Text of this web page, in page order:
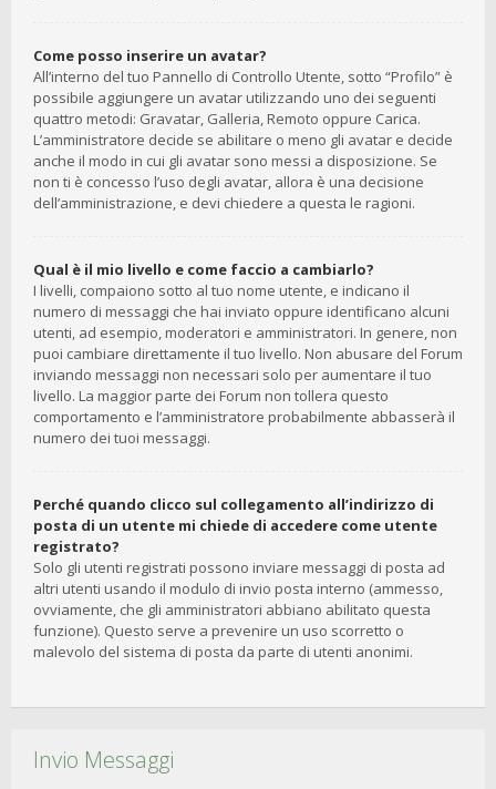
Come posso inserire un avatar?
All’interno del tuo Pannello di Controllo Utente, sotto “Profilo” è
possibile aggiungere un avatar utilizzando uno dei seguenti
quattro metodi: Gravatar, Galleria, Remoto oppure Carica.
L’amministratore decide se abilitare o meno gli avatar e decide
anche il modo in cui gli avatar sono messi a disposizione. Se
non ti è concesso l’uso degli avatar, allora è una decisione
dell’amministrazione, e devi chiedere a questa le ragioni.
Qual è il mio livello e come faccio a cambiarlo?
I livelli, compaiono sotto al tuo nome utente, e indicano il
numero di messaggi che hai inviato oppure identificano alcuni
utenti, ad esempio, moderatori e amministratori. In genere, non
puoi cambiare direttamente il tuo livello. Non abusare del Forum
inviando messaggi non necessari solo per aumentare il tuo
livello. La maggior parte dei Forum non tollera questo
comportamento e l’amministratore probabilmente abbasserà il
numero dei tuoi messaggi.
Perché quando clicco sul collegamento all’indirizzo di
posta di un utente mi chiede di accedere come utente
registrato?
Solo gli utenti registrati possono inviare messaggi di posta ad
altri utenti usando il modulo di invio posta interno (ammesso,
ovviamente, che gli amministratori abbiano abilitato questa
funzione). Questo serve a prevenire un uso scorretto o
malevolo del sistema di posta da parte di utenti anonimi.
Invio Messaggi